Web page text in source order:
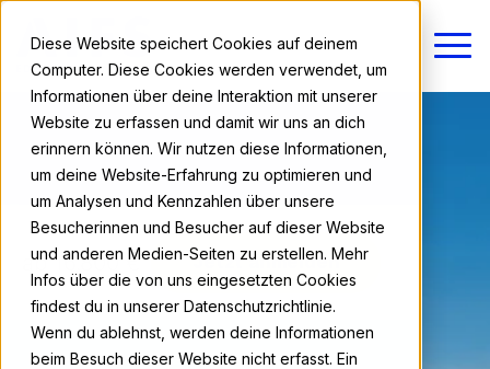
Diese Website speichert Cookies auf deinem
Computer. Diese Cookies werden verwendet, um
Informationen über deine Interaktion mit unserer
Website zu erfassen und damit wir uns an dich
erinnern können. Wir nutzen diese Informationen,
um deine Website-Erfahrung zu optimieren und
um Analysen und Kennzahlen über unsere
Besucherinnen und Besucher auf dieser Website
und anderen Medien-Seiten zu erstellen. Mehr
Infos über die von uns eingesetzten Cookies
findest du in unserer Datenschutzrichtlinie.
Wenn du ablehnst, werden deine Informationen
beim Besuch dieser Website nicht erfasst. Ein
ab 16.800 € Jetzt anmelden